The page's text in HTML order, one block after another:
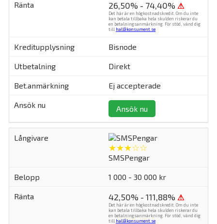
26,50% - 74,40% ⚠
Det här är en högkostnadskredit. Om du inte
kan betala tillbaka hela skulden riskerar du
en betalningsanmärkning. För stöd, vänd dig
till hallåkonsument.se
Bisnode
Direkt
Ej accepterade
Ansök nu
★★★☆☆
SMSPengar
1 000 - 30 000 kr
42,50% - 111,88% ⚠
Det här är en högkostnadskredit. Om du inte
kan betala tillbaka hela skulden riskerar du
en betalningsanmärkning. För stöd, vänd dig
till hallåkonsument.se